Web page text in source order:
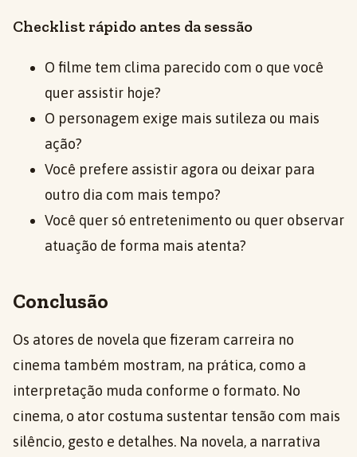
Checklist rápido antes da sessão
O filme tem clima parecido com o que você
quer assistir hoje?
O personagem exige mais sutileza ou mais
ação?
Você prefere assistir agora ou deixar para
outro dia com mais tempo?
Você quer só entretenimento ou quer observar
atuação de forma mais atenta?
Conclusão
Os atores de novela que fizeram carreira no
cinema também mostram, na prática, como a
interpretação muda conforme o formato. No
cinema, o ator costuma sustentar tensão com mais
silêncio, gesto e detalhes. Na novela, a narrativa